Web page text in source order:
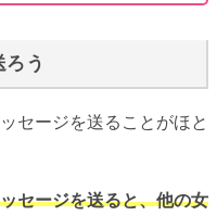
う
セージを送ることがほと
セージを送ると、他の女